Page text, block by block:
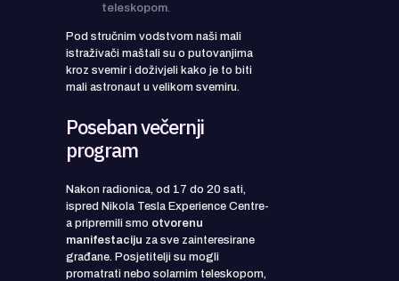
teleskopom.
Pod stručnim vodstvom naši mali
istraživači maštali su o putovanjima
kroz svemir i doživjeli kako je to biti
mali astronaut u velikom svemiru.
Poseban večernji
program
Nakon radionica, od 17 do 20 sati,
ispred Nikola Tesla Experience Centre-
a pripremili smo otvorenu
manifestaciju za sve zainteresirane
građane. Posjetitelji su mogli
promatrati nebo solarnim teleskopom,